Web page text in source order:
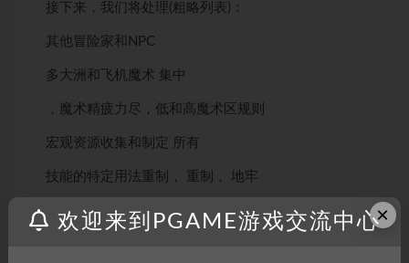
接下来，我们将处理(粗略列表)：
其他冒险家和NPC
多大洲和飞机魔术 集中
，魔术精疲力尽，低和高魔术区规则
宏观资源收集和制定 所有
技能的特定用法重制， 重制， 地牢
模块 ×
欢迎来到PGAME游戏交流中心